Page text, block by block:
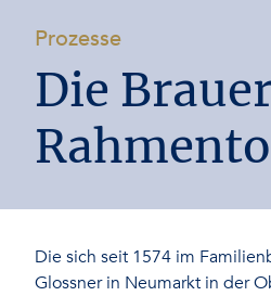
Prozesse-
Die
Die sich seit 1574 im
Glossner in Neumarkt in der